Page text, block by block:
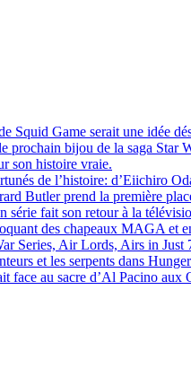
Squid Game serait une idée
bijou de la saga Star
son histoire vraie.
de l’histoire: d’Eiichiro
Butler prend la première
série fait son retour à la
des chapeaux MAGA et
Series, Air Lords, Airs in Just
et les serpents dans
face au sacre d’Al Pacino aux